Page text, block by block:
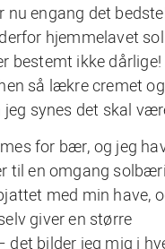
nu engang det
hjemmelavet
bestemt ikke
så lækre cremet
synes det skal
for bær, og jeg
til en omgang
med min have,
giver en større
det bilder jeg mig i